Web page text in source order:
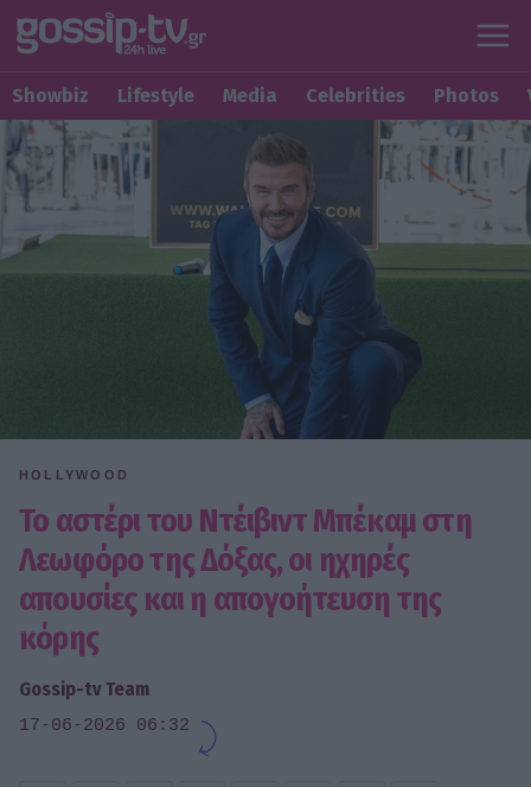
Showbiz Lifestyle Media Celebrities Photos
HOLLYWOOD
Το αστέρι του Ντέιβιντ Μπέκαμ στη
Λεωφόρο της Δόξας, οι ηχηρές
απουσίες και η απογοήτευση της
κόρης
Gossip-tv Team
17-06-2026 06:32